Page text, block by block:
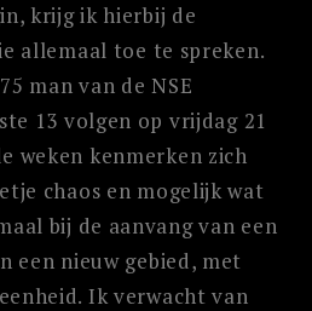
krijg ik hierbij de
allemaal toe te spreken.
man van de NSE
13 volgen op vrijdag 21
weken kenmerken zich
chaos en mogelijk wat
bij de aanvang van een
een nieuw gebied, met
Ik verwacht van